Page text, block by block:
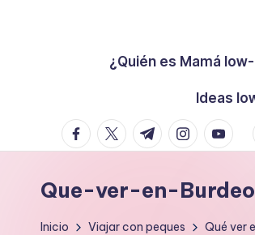
no
en
el
¿Quién es Mamá
Ideas
facebook.com
twitter.com
t.me
Que-ver-en-
Inicio Viajar con peques Qué ver